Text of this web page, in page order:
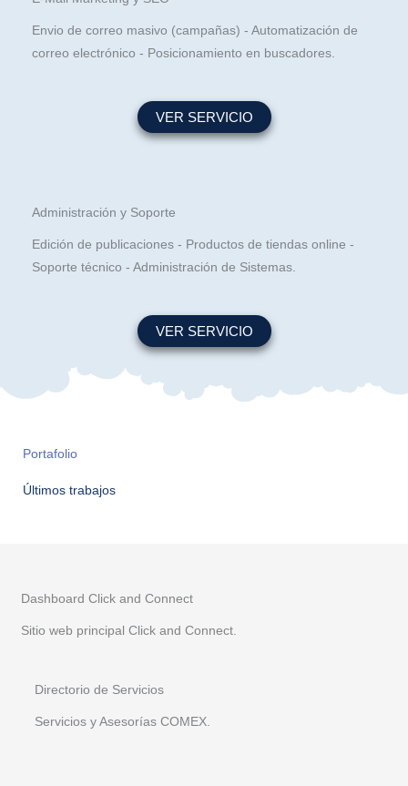
Envio de correo masivo (campañas) - Automatización de
correo electrónico - Posicionamiento en buscadores.
VER SERVICIO
Administración y Soporte
Edición de publicaciones - Productos de tiendas online -
Soporte técnico - Administración de Sistemas.
VER SERVICIO
Portafolio
Últimos trabajos
Dashboard Click and Connect
Sitio web principal Click and Connect.
Directorio de Servicios
Servicios y Asesorías COMEX.